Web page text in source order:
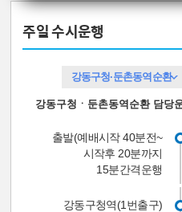
주일 수시운행
강동구청·둔촌동역순환
강동구청ㆍ둔촌동역순환 담당
출발(예배시작 40분전~
시작후 20분까지
15분간격운행
강동구청역(1번출구)